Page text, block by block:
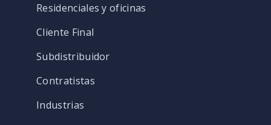
Residenciales y oficinas
Cliente Final
Subdistribuidor
Contratistas
Industrias